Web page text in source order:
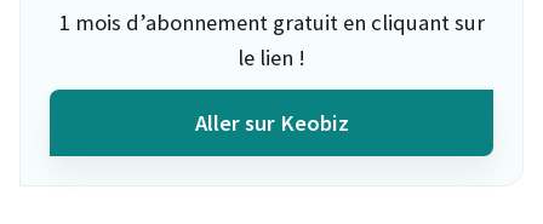
1 mois d’abonnement gratuit en cliquant sur
le lien !
Aller sur Keobiz